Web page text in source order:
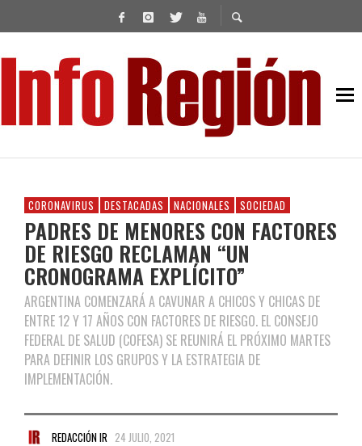
CORONAVIRUS DESTACADAS NACIONALES SOCIEDAD
PADRES DE MENORES CON FACTORES
DE RIESGO RECLAMAN “UN
CRONOGRAMA EXPLÍCITO”
ARGENTINA COMENZARÁ A CAVUNAR A CHICOS Y CHICAS DE
ENTRE 12 Y 17 AÑOS CON FACTORES DE RIESGO. EL CONSEJO
FEDERAL DE SALUD (COFESA) SE REUNIRÁ EL PRÓXIMO MARTES
PARA DEFINIR LOS GRUPOS Y LA ESTRATEGIA DE
IMPLEMENTACIÓN.
REDACCIÓN IR 24 JULIO, 2021